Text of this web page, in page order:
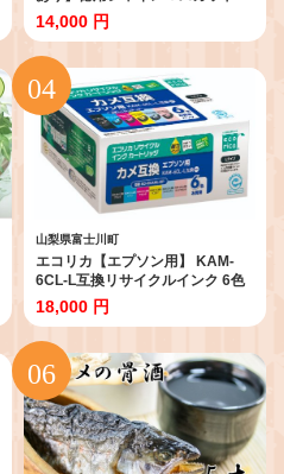
(1.6～1.8kg) 訳アリ 訳あり品
シャイン マスカット ぶどう ブド
ウ 葡萄 徳用 家庭用 ご家庭用 旬
新鮮 くだもの 果物 フルーツ 山梨
やまなし 富士川町
14,000 円
山梨県富士川町
エコリカ【エプソン用】 KAM-
6CL-L互換リサイクルインク 6色
パック（型番：ECI-EKAML-6P）
epson リサイクル インク 互換イ
ンク カートリッジ インクカート
リッジ カラー オフィス用品 プリ
ンター インク 山梨県 富士川町
18,000 円